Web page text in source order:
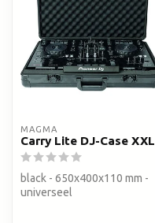
MAGMA
Carry Lite DJ-Case XXL
black - 650x400x110 mm -
universeel